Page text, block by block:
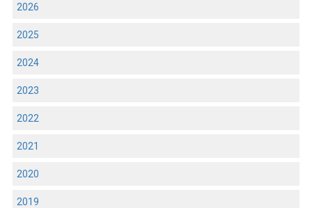
2026
2025
2024
2023
2022
2021
2020
2019